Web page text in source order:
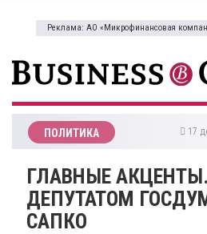
Реклама: АО «Микрофинансовая
ПОЛИТИКА 17
​ГЛАВНЫЕ
ДЕПУТАТОМ
САПКО